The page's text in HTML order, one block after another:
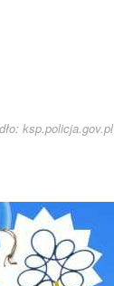
ksp.policja.gov.pl